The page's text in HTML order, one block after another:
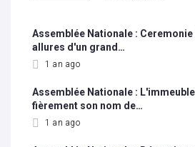
Assemblée Nationale : Ceremonie
allures d'un grand…
1 an ago
Assemblée Nationale :
fièrement son nom de…
1 an ago